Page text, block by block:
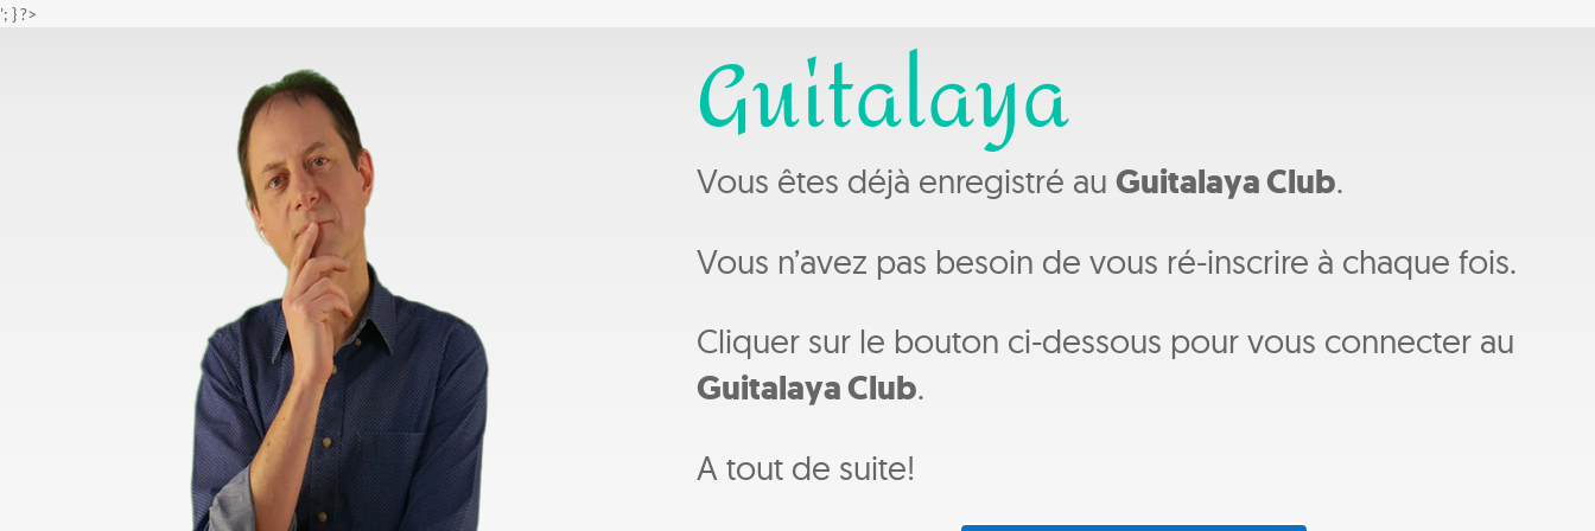
'; } ?>
Guitalaya
Vous êtes déjà enregistré auGuitalaya Club.
Vous n’avez pas besoin de vous ré-inscrire à chaque fois.
Cliquer sur le bouton ci-dessous pour vous connecter au
Guitalaya Club.
A tout de suite!